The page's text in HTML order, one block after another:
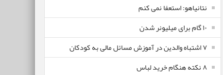
نتانیاهو: استعفا نمی کنم
۱۰ گام برای میلیونر شدن
۷ اشتباه والدین در آموزش مسائل مالی به کودکان
۸ نکته هنگام خرید لباس